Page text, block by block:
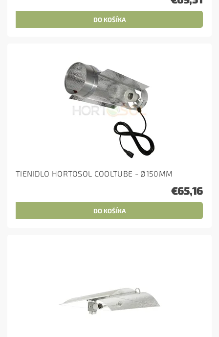
TIENIDLO HORTOSOL COOLTUBE - Ø150MM
€65,16